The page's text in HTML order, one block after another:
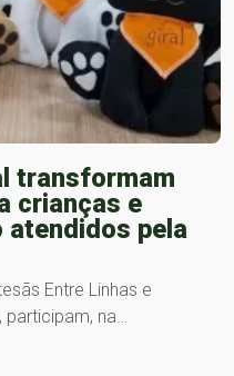
transformam
crianças e
atendidos pela
Entre Linhas e
na…